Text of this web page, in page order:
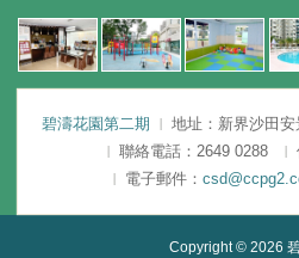
碧濤花園第二期
地址：新界沙田
聯絡電話：2649 0288
電子郵件：
Copyright © 2026